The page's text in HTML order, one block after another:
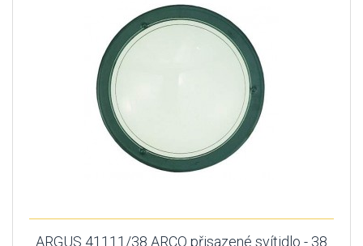
ARGUS 41111/38 ARCO přisazené svítidlo - 38